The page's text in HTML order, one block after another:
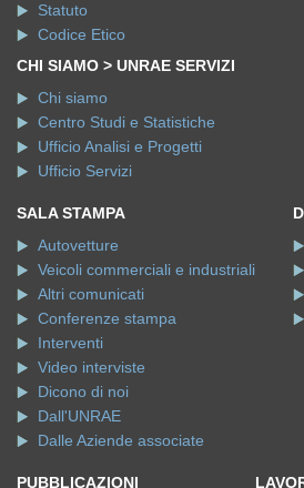
Statuto
Codice Etico
CHI SIAMO > UNRAE SERVIZI
Chi siamo
Centro Studi e Statistiche
Ufficio Analisi e Progetti
Ufficio Servizi
SALA STAMPA
Autovetture
Veicoli commerciali e industriali
Altri comunicati
Conferenze stampa
Interventi
Video interviste
Dicono di noi
Dall'UNRAE
Dalle Aziende associate
PUBBLICAZIONI